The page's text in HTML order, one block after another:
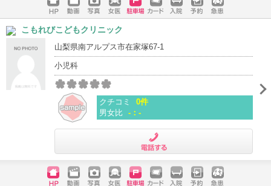
ホームペ
ージ
動画 写真 女医 駐車場
クレジッ
入院 予約 急患
こもれびこどもクリニック
山梨県南アルプス市在家塚67-1
小児科
クチコミ
0件
男女比 -：-